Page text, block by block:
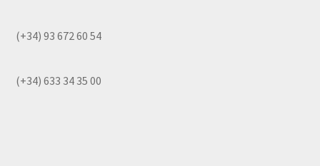
(+34) 93 672 60 54
(+34) 633 34 35 00